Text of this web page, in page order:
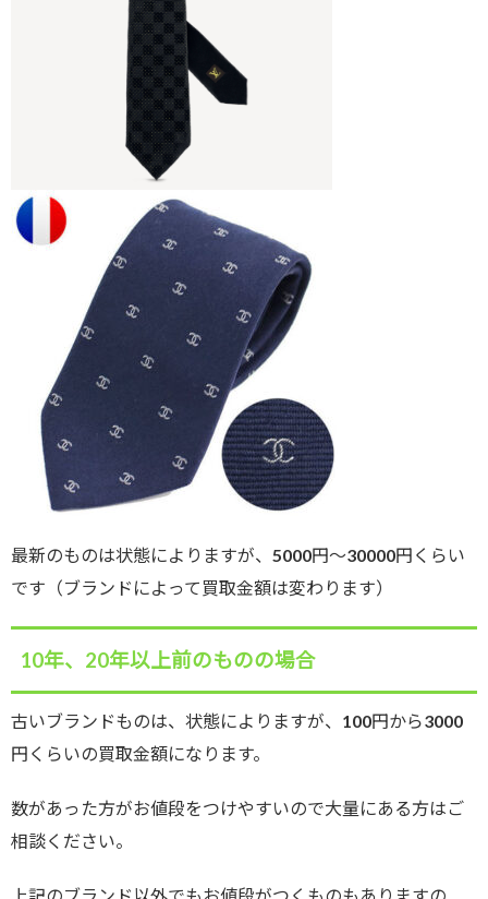
最新のものは状態によりますが、5000円〜30000円くらい
です（ブランドによって買取金額は変わります）
10年、20年以上前のものの場合
古いブランドものは、状態によりますが、100円から3000
円くらいの買取金額になります。
数があった方がお値段をつけやすいので大量にある方はご
相談ください。
上記のブランド以外でもお値段がつくものもありますの